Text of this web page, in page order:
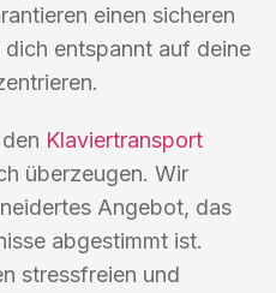
einen sicheren
entspannt auf deine
Klaviertransport
überzeugen. Wir
Angebot, das
abgestimmt ist.
stressfreien und